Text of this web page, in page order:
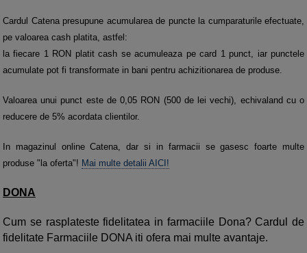
Cardul Catena presupune acumularea de puncte la cumparaturile efectuate,
pe valoarea cash platita, astfel:
la fiecare 1 RON platit cash se acumuleaza pe card 1 punct, iar punctele
acumulate pot fi transformate in bani pentru achizitionarea de produse.
Valoarea unui punct este de 0,05 RON (500 de lei vechi), echivaland cu o
reducere de 5% acordata clientilor.
In magazinul online Catena, dar si in farmacii se gasesc foarte multe
produse "la oferta"! Mai multe detalii AICI!
DONA
Cum se rasplateste fidelitatea in farmaciile Dona? Cardul de
fidelitate Farmaciile DONA iti ofera mai multe avantaje.